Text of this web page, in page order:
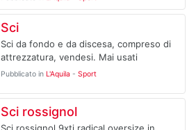
Sci
Sci da fondo e da discesa, compreso di
attrezzatura, vendesi. Mai usati
Pubblicato in L'Aquila - Sport
Sci rossignol